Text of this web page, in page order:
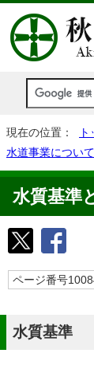
現在の位置：
水道事業について
水質基準
ページ番号
水質基準